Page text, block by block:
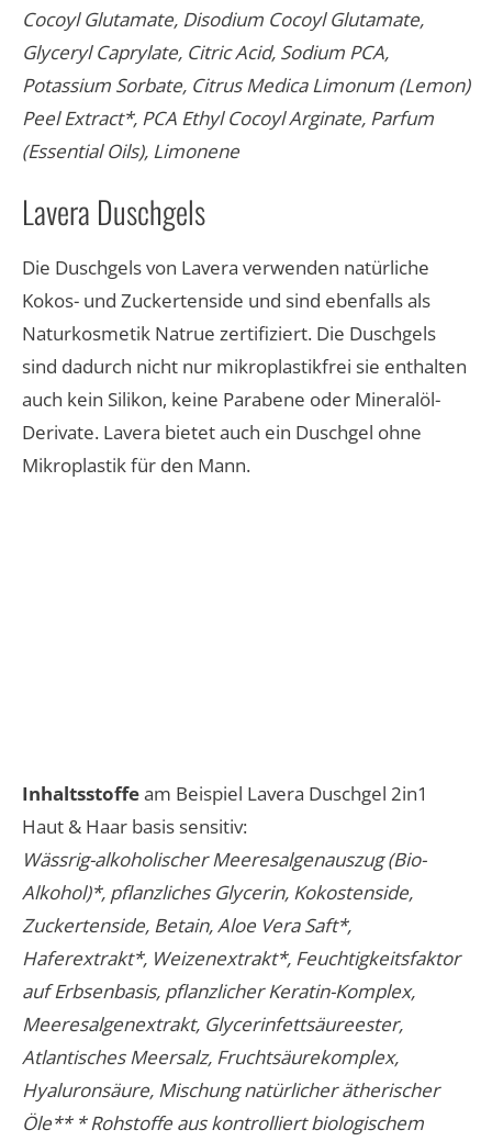
Cocoyl Glutamate, Disodium Cocoyl Glutamate,
Glyceryl Caprylate, Citric Acid, Sodium PCA,
Potassium Sorbate, Citrus Medica Limonum (Lemon)
Peel Extract*, PCA Ethyl Cocoyl Arginate, Parfum
(Essential Oils), Limonene​
Lavera Duschgels
Die Duschgels von Lavera verwenden natürliche
Kokos- und Zuckertenside und sind ebenfalls als
Naturkosmetik Natrue zertifiziert. Die Duschgels
sind dadurch nicht nur mikroplastikfrei sie enthalten
auch kein Silikon, keine Parabene oder Mineralöl-
Derivate. Lavera bietet auch ein Duschgel ohne
Mikroplastik für den Mann.
Inhaltsstoffeam Beispiel Lavera Duschgel 2in1
Haut & Haar basis sensitiv:
Wässrig-alkoholischer Meeresalgenauszug (Bio-
Alkohol)*, pflanzliches Glycerin, Kokostenside,
Zuckertenside, Betain, Aloe Vera Saft*,
Haferextrakt*, Weizenextrakt*, Feuchtigkeitsfaktor
auf Erbsenbasis, pflanzlicher Keratin-Komplex,
Meeresalgenextrakt, Glycerinfettsäureester,
Atlantisches Meersalz, Fruchtsäurekomplex,
Hyaluronsäure, Mischung natürlicher ätherischer
Öle** * Rohstoffe aus kontrolliert biologischem